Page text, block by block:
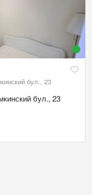
бул., 23
бул., 23